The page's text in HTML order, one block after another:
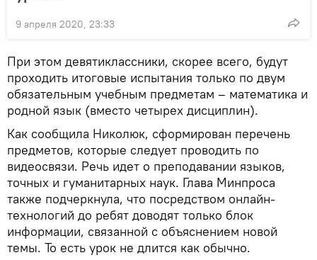
9 апреля 2020, 23:33
При этом девятиклассники, скорее всего, будут
проходить итоговые испытания только по двум
обязательным учебным предметам – математика и
родной язык (вместо четырех дисциплин).
Как сообщила Николюк, сформирован перечень
предметов, которые следует проводить по
видеосвязи. Речь идет о преподавании языков,
точных и гуманитарных наук. Глава Минпроса
также подчеркнула, что посредством онлайн-
технологий до ребят доводят только блок
информации, связанной с объяснением новой
темы. То есть урок не длится как обычно.